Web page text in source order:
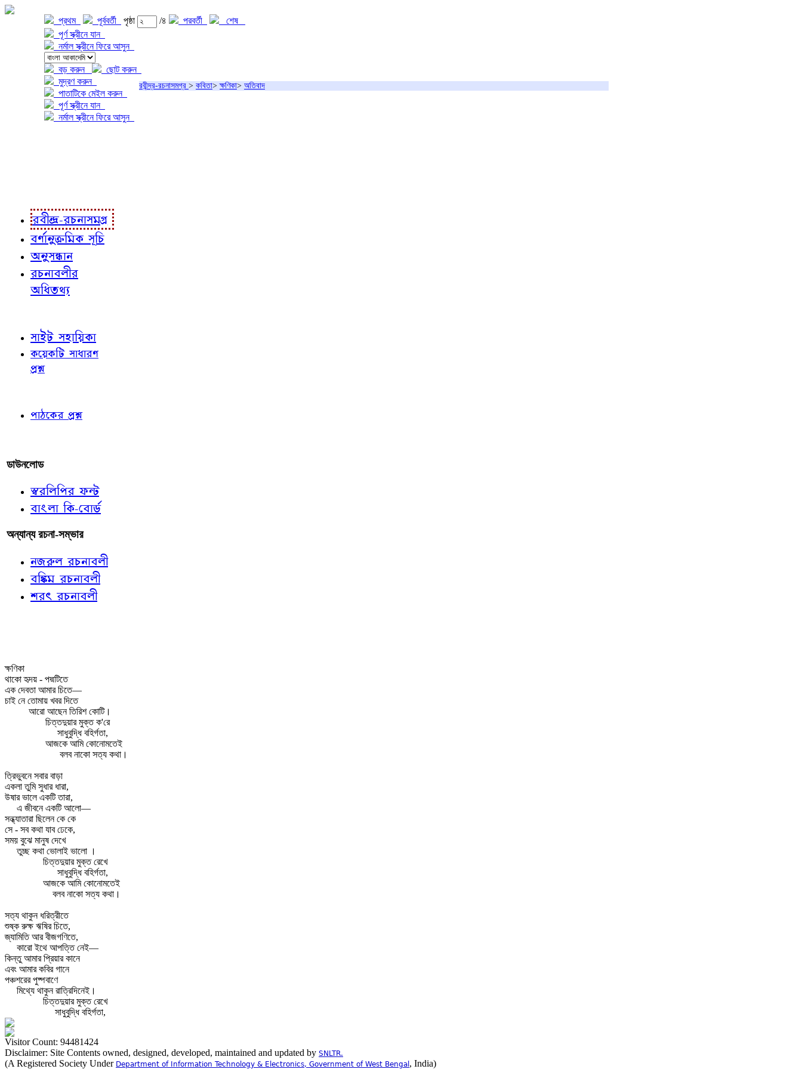
প্রথম পূর্ববর্তী পৃষ্ঠা /৪ পরবর্তী
শেষ
পূর্ণ স্ক্রীনে যান
নর্মাল স্ক্রীনে ফিরে আসুন
বড় করুন
ছোট করুন
মুদ্রণ করুন
পাতাটিকে মেইল করুন
পূর্ণ স্ক্রীনে যান
নর্মাল স্ক্রীনে ফিরে আসুন
রবীন্দ্র-রচনাসমগ্র > কবিতা>ক্ষণিকা> অতিবাদ
রবীন্দ্র-রচনাসমগ্র
বর্ণানুক্রমিক সূচি
অনুসন্ধান
রচনাবলীর
অধিতথ্য
সাইট সহায়িকা
কয়েকটি সাধারণ
প্রশ্ন
পাঠকের প্রশ্ন
ডাউনলোড
স্বরলিপির ফন্ট
বাংলা কি-বোর্ড
অন্যান্য রচনা-সম্ভার
নজরুল রচনাবলী
বঙ্কিম রচনাবলী
শরৎ রচনাবলী
ক্ষণিকা
থাকো হৃদয় - পদ্মটিতে
এক দেবতা আমার চিতে—
চাই নে তোমায় খবর দিতে
আরো আছেন তিরিশ কোটি।
চিত্তদুয়ার মুক্ত ক'রে
সাধুবুদ্ধি বহির্গতা,
আজকে আমি কোনোমতেই
বলব নাকো সত্য কথা।
ত্রিভুবনে সবার বাড়া
একলা তুমি সুধার ধারা,
উষার ভালে একটি তারা,
এ জীবনে একটি আলো—
সন্ধ্যাতারা ছিলেন কে কে
সে - সব কথা যাব ঢেকে,
সময় বুঝে মানুষ দেখে
তুচ্ছ কথা ভোলাই ভালো ।
চিত্তদুয়ার মুক্ত রেখে
সাধুবুদ্ধি বহির্গতা,
আজকে আমি কোনোমতেই
বলব নাকো সত্য কথা।
সত্য থাকুন ধরিত্রীতে
শুষ্ক রুক্ষ ঋষির চিতে,
জ্যামিতি আর বীজগণিতে,
কারো ইথে আপত্তি নেই—
কিন্তু আমার প্রিয়ার কানে
এবং আমার কবির গানে
পঞ্চশরের পুষ্পবাণে
মিথ্যে থাকুন রাত্রিদিনেই।
চিত্তদুয়ার মুক্ত রেখে
সাধুবুদ্ধি বহির্গতা,
Visitor Count: 94481424
Disclaimer: Site Contents owned, designed, developed, maintained and updated by SNLTR.
(A Registered Society Under Department of Information Technology & Electronics, Government of West Bengal , India)